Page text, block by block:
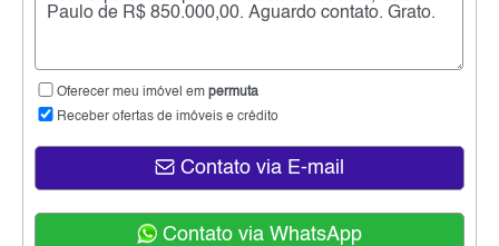
Oferecer meu imóvel em permuta
Receber ofertas de imóveis e crédito
Contato via E-mail
Contato via WhatsApp